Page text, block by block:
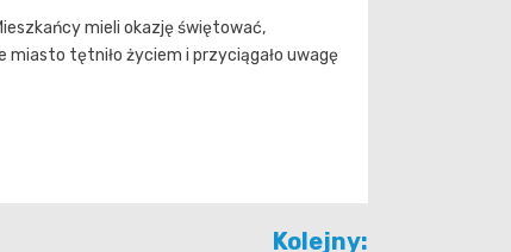
mieli okazję świętować,
miasto tętniło życiem i przyciągało uwagę
Kolejny: